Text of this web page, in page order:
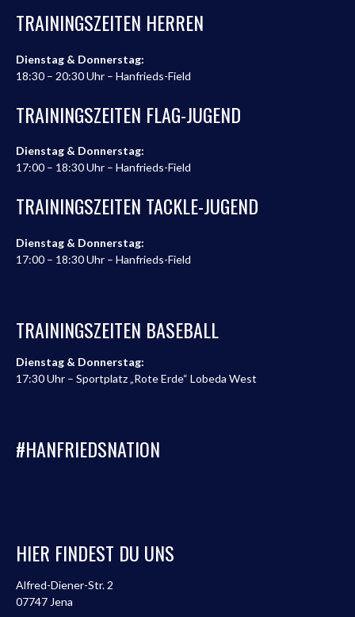
TRAININGSZEITEN HERREN
Dienstag & Donnerstag:
18:30 – 20:30 Uhr – Hanfrieds-Field
TRAININGSZEITEN FLAG-JUGEND
Dienstag & Donnerstag:
17:00 – 18:30 Uhr – Hanfrieds-Field
TRAININGSZEITEN TACKLE-JUGEND
Dienstag & Donnerstag:
17:00 – 18:30 Uhr – Hanfrieds-Field
TRAININGSZEITEN BASEBALL
Dienstag & Donnerstag:
17:30 Uhr – Sportplatz „Rote Erde“ Lobeda West
#HANFRIEDSNATION
HIER FINDEST DU UNS
Alfred-Diener-Str. 2
07747 Jena